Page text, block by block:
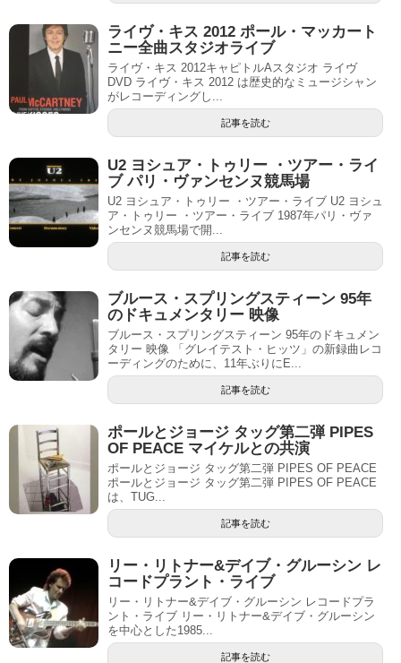
ライヴ・キス 2012 ポール・マッカート
ニー全曲スタジオライブ
ライヴ・キス 2012キャピトルAスタジオ ライヴ
DVD ライヴ・キス 2012 は歴史的なミュージシャン
がレコーディングし...
記事を読む
U2 ヨシュア・トゥリー ・ツアー・ライ
ブ パリ・ヴァンセンヌ競馬場
U2 ヨシュア・トゥリー ・ツアー・ライブ U2 ヨシュ
ア・トゥリー ・ツアー・ライブ 1987年パリ・ヴァ
ンセンヌ競馬場で開...
記事を読む
ブルース・スプリングスティーン 95年
のドキュメンタリー 映像
ブルース・スプリングスティーン 95年のドキュメン
タリー 映像 「グレイテスト・ヒッツ」の新録曲レコ
ーディングのために、11年ぶりにE...
記事を読む
ポールとジョージ タッグ第二弾 PIPES
OF PEACE マイケルとの共演
ポールとジョージ タッグ第二弾 PIPES OF PEACE
ポールとジョージ タッグ第二弾 PIPES OF PEACE
は、TUG...
記事を読む
リー・リトナー&デイブ・グルーシン レ
コードプラント・ライブ
リー・リトナー&デイブ・グルーシン レコードプラ
ント・ライブ リー・リトナー&デイブ・グルーシン
を中心とした1985...
記事を読む